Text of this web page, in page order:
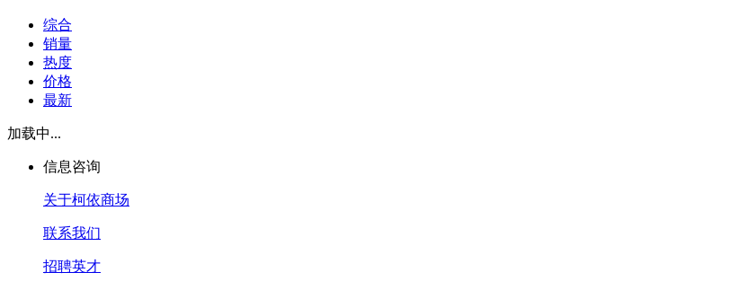
综合
销量
热度
价格
最新
加载中...
信息咨询
关于柯依商场
联系我们
招聘英才